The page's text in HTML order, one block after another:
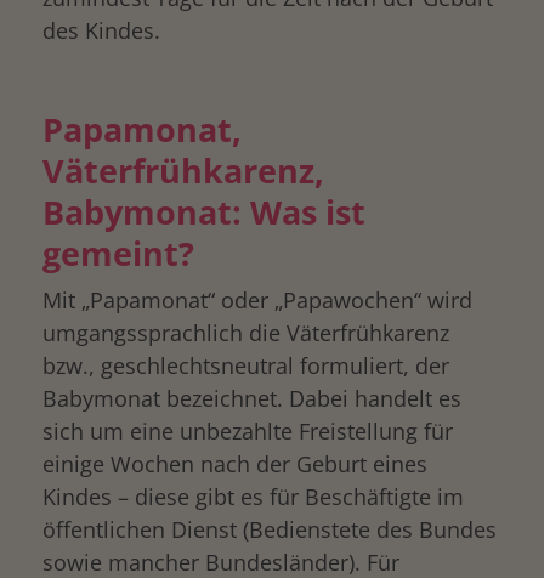
des Kindes.
Papamonat,
Väterfrühkarenz,
Babymonat: Was ist
gemeint?
Mit „Papamonat“ oder „Papawochen“ wird
umgangssprachlich die Väterfrühkarenz
bzw., geschlechtsneutral formuliert, der
Babymonat bezeichnet. Dabei handelt es
sich um eine unbezahlte Freistellung für
einige Wochen nach der Geburt eines
Kindes – diese gibt es für Beschäftigte im
öffentlichen Dienst (Bedienstete des Bundes
sowie mancher Bundesländer). Für